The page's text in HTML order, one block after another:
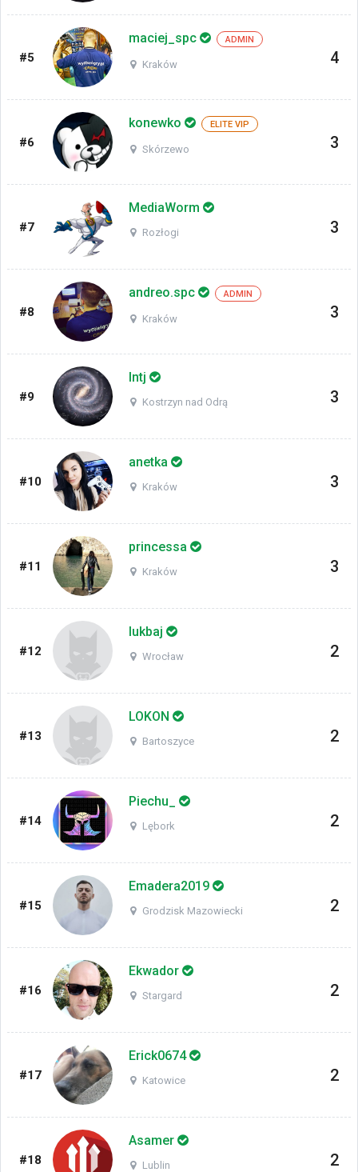
#5
maciej_spc ADMIN
Kraków 4
#6
konewko ELITE VIP
Skórzewo 3
#7
MediaWorm
Rozłogi 3
#8
andreo.spc ADMIN
Kraków 3
#9
Intj
Kostrzyn nad Odrą 3
#10
anetka
Kraków 3
#11
princessa
Kraków 3
#12
lukbaj
Wrocław 2
#13
LOKON
Bartoszyce 2
#14
Piechu_
Lębork 2
#15
Emadera2019
Grodzisk Mazowiecki 2
#16
Ekwador
Stargard 2
#17
Erick0674
Katowice 2
#18
Asamer
Lublin 2